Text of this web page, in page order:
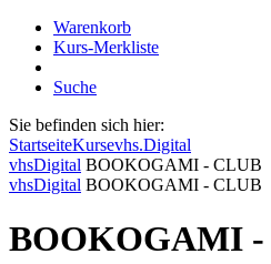
Warenkorb
Kurs-Merkliste
Suche
Sie befinden sich hier:
StartseiteKursevhs.Digital
vhsDigital BOOKOGAMI - CLUB
vhsDigital BOOKOGAMI - CLUB
BOOKOGAMI